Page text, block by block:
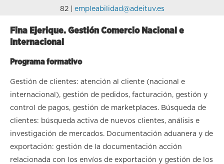
82 | empleabilidad@adeituv.es
Fina Ejerique. Gestión Comercio Nacional e
Internacional
Programa formativo
Gestión de clientes: atención al cliente (nacional e
internacional), gestión de pedidos, facturación, gestión y
control de pagos, gestión de marketplaces. Búsqueda de
clientes: búsqueda activa de nuevos clientes, análisis e
investigación de mercados. Documentación aduanera y de
exportación: gestión de la documentación acción
relacionada con los envíos de exportación y gestión de los